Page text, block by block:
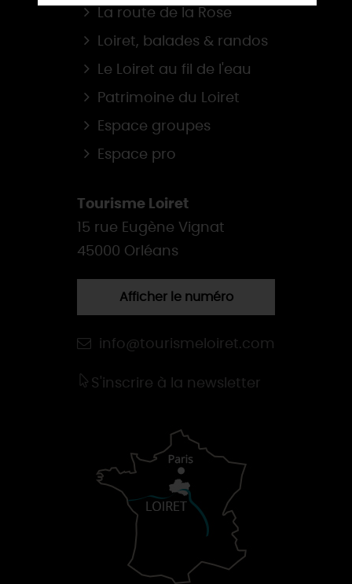
La route de la Rose
Loiret, balades & randos
Le Loiret au fil de l'eau
Patrimoine du Loiret
Espace groupes
Espace pro
Tourisme Loiret
15 rue Eugène Vignat
45000 Orléans
Afficher le numéro
info@tourismeloiret.com
S'inscrire à la newsletter